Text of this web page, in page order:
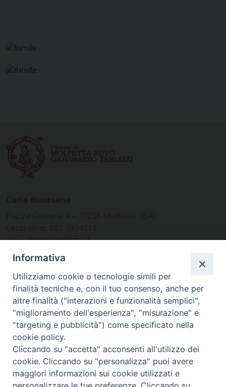
www.diocesimolfetta.it –
diocesimolfetta@pec.chiesacattolica.it
Ufficio Comunicazioni sociali
Piazza Giovene 4 – 70056 Molfetta (BA)
comunicazionisociali@diocesimolfetta.it
SEGUICI SU
Facebook
Instagram
X YouTube
Feed
Informativa
Utilizziamo cookie o tecnologie simili per
finalità tecniche e, con il tuo consenso, anche per
altre finalità ("interazioni e funzionalità semplici",
"miglioramento dell'esperienza", "misurazione" e
"targeting e pubblicità") come specificato nella
cookie policy.
Cliccando su "accetta" acconsenti all'utilizzo dei
cookie. Cliccando su "personalizza" puoi avere
maggiori informazioni sui cookie utilizzati e